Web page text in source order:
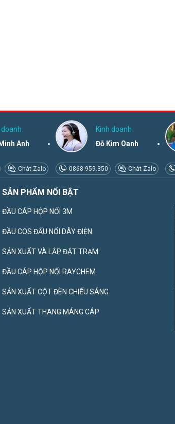
doanh
Anh
Chát Zalo
Kinh doanh
Đỗ Kim Oanh
0868.959.350 Chát Zalo
SẢN PHẨM NỔI BẬT
ĐẦU CÁP HỘP NỐI 3M
ĐẦU COS ĐẤU NỐI DÂY ĐIỆN
SẢN XUẤT VÀ LẮP ĐẶT TRẠM
ĐẦU CÁP HỘP NỐI RAYCHEM
SẢN XUẤT CỘT ĐÈN CHIẾU SÁNG
SẢN XUẤT THANG MÁNG CÁP